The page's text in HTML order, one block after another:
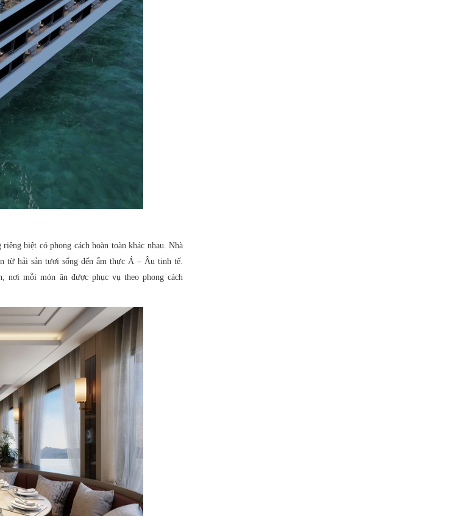
biệt có phong cách hoàn toàn khác nhau. Nhà
từ hải sản tươi sống đến ẩm thực Á – Âu tinh tế.
nơi mỗi món ăn được phục vụ theo phong cách